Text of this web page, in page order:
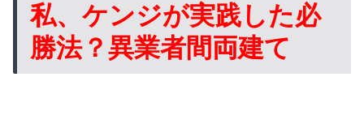
私、ケンジが実践した必
勝法？異業者間両建て